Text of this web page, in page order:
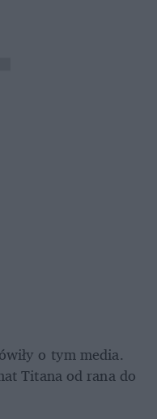
o tym media.
Titana od rana do